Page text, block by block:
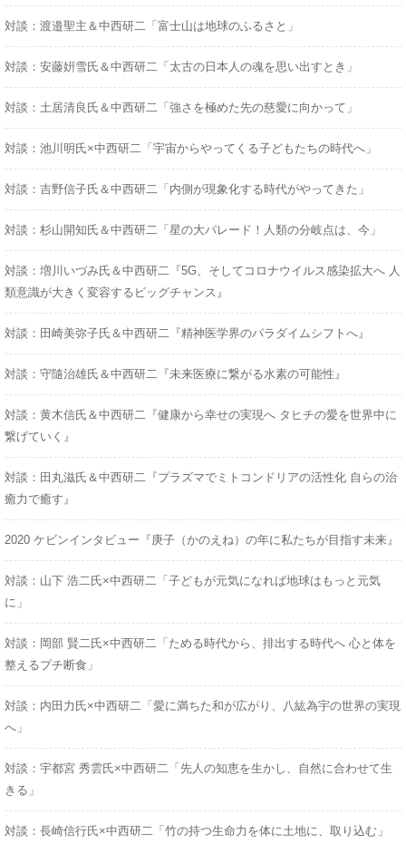
対談：渡邉聖主＆中西研二「富士山は地球のふるさと」
対談：安藤姸雪氏＆中西研二「太古の日本人の魂を思い出すとき」
対談：土居清良氏＆中西研二「強さを極めた先の慈愛に向かって」
対談：池川明氏×中西研二「宇宙からやってくる子どもたちの時代へ」
対談：吉野信子氏＆中西研二「内側が現象化する時代がやってきた」
対談：杉山開知氏＆中西研二「星の大パレード！人類の分岐点は、今」
対談：増川いづみ氏＆中西研二『5G、そしてコロナウイルス感染拡大へ 人
類意識が大きく変容するビッグチャンス』
対談：田崎美弥子氏＆中西研二『精神医学界のパラダイムシフトへ』
対談：守隨治雄氏＆中西研二『未来医療に繋がる水素の可能性』
対談：黄木信氏＆中西研二『健康から幸せの実現へ タヒチの愛を世界中に
繋げていく』
対談：田丸滋氏＆中西研二『プラズマでミトコンドリアの活性化 自らの治
癒力で癒す』
2020 ケビンインタビュー『庚子（かのえね）の年に私たちが目指す未来』
対談：山下 浩二氏×中西研二「子どもが元気になれば地球はもっと元気
に」
対談：岡部 賢二氏×中西研二「ためる時代から、排出する時代へ 心と体を
整えるプチ断食」
対談：内田力氏×中西研二「愛に満ちた和が広がり、八紘為宇の世界の実現
へ」
対談：宇都宮 秀雲氏×中西研二「先人の知恵を生かし、自然に合わせて生
きる」
対談：長崎信行氏×中西研二「竹の持つ生命力を体に土地に、取り込む」